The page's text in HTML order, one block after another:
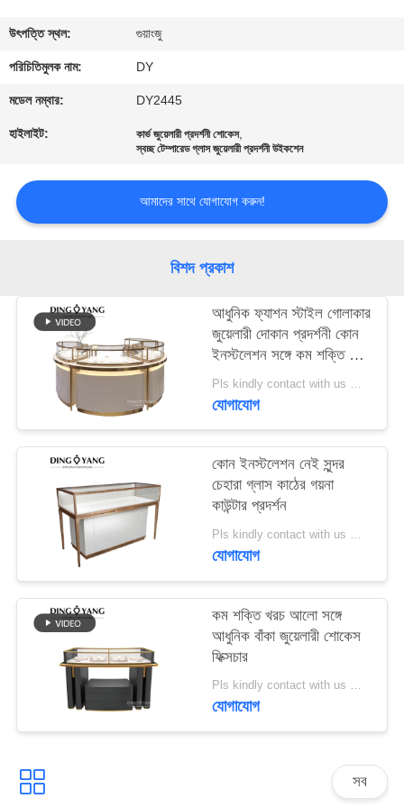
গুণমান
নিয়ন্ত্রণ
একটি
অনুরোধ
করুন
NEWS
PRIVACY
POLICY
উৎপত্তি স্থল: গুয়াংজু
পরিচিতিমুলক নাম: DY
মডেল নম্বার: DY2445
হাইলাইট: কার্ভ জুয়েলারী প্রদর্শনী শোকেস,
স্বচ্ছ টেম্পারেড গ্লাস জুয়েলারী প্রদর্শনী উইকশেন
আমাদের সাথে যোগাযোগ করুন!
বিশদ প্রকাশ
আধুনিক ফ্যাশন স্টাইল গোলাকার
জুয়েলারী দোকান প্রদর্শনী কোন
ইনস্টলেশন সঙ্গে কম শক্তি খরচ
আলো
Pls kindly contact with us MOQ:1 দোকান বা 5 সেট
যোগাযোগ
কোন ইনস্টলেশন নেই সুন্দর
চেহারা গ্লাস কাঠের গয়না
কাউন্টার প্রদর্শন
Pls kindly contact with us MOQ:1 দোকান বা 5 সেট
যোগাযোগ
কম শক্তি খরচ আলো সঙ্গে
আধুনিক বাঁকা জুয়েলারী শোকেস
ফিক্সচার
Pls kindly contact with us MOQ:1 দোকান বা 5 সেট
যোগাযোগ
সব